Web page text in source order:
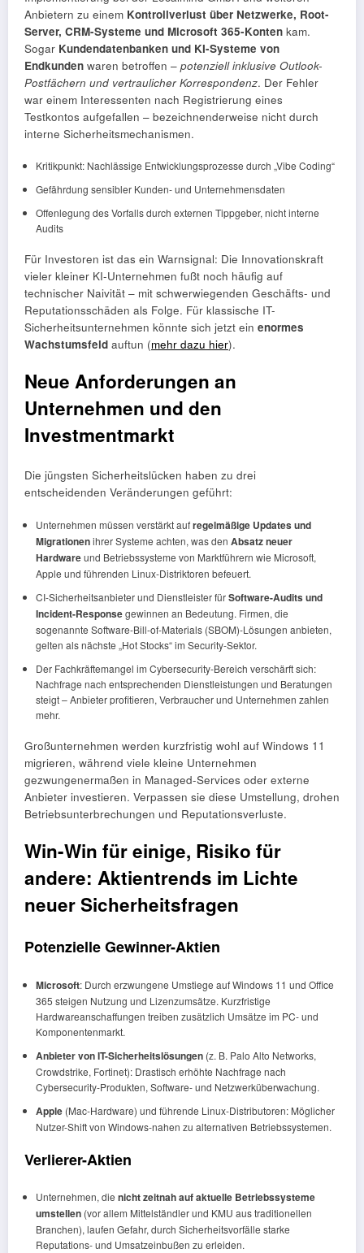
Anbietern zu einem Kontrollverlust über Netzwerke, Root-
Server, CRM-Systeme und Microsoft 365-Konten kam.
Sogar Kundendatenbanken und KI-Systeme von
Endkunden waren betroffen – potenziell inklusive Outlook-
Postfächern und vertraulicher Korrespondenz. Der Fehler
war einem Interessenten nach Registrierung eines
Testkontos aufgefallen – bezeichnenderweise nicht durch
interne Sicherheitsmechanismen.
Kritikpunkt: Nachlässige Entwicklungsprozesse durch „Vibe Coding“
Gefährdung sensibler Kunden- und Unternehmensdaten
Offenlegung des Vorfalls durch externen Tippgeber, nicht interne
Audits
Für Investoren ist das ein Warnsignal: Die Innovationskraft
vieler kleiner KI-Unternehmen fußt noch häufig auf
technischer Naivität – mit schwerwiegenden Geschäfts- und
Reputationsschäden als Folge. Für klassische IT-
Sicherheitsunternehmen könnte sich jetzt ein enormes
Wachstumsfeld auftun (mehr dazu hier).
Neue Anforderungen an
Unternehmen und den
Investmentmarkt
Die jüngsten Sicherheitslücken haben zu drei
entscheidenden Veränderungen geführt:
Unternehmen müssen verstärkt aufregelmäßige Updates und
Migrationenihrer Systeme achten, was den Absatz neuer
Hardwareund Betriebssysteme von Marktführern wie Microsoft,
Apple und führenden Linux-Distriktoren befeuert.
CI-Sicherheitsanbieter und Dienstleister fürSoftware-Audits und
Incident-Responsegewinnen an Bedeutung. Firmen, die
sogenannte Software-Bill-of-Materials (SBOM)-Lösungen anbieten,
gelten als nächste „Hot Stocks“ im Security-Sektor.
Der Fachkräftemangel im Cybersecurity-Bereich verschärft sich:
Nachfrage nach entsprechenden Dienstleistungen und Beratungen
steigt – Anbieter profitieren, Verbraucher und Unternehmen zahlen
mehr.
Großunternehmen werden kurzfristig wohl auf Windows 11
migrieren, während viele kleine Unternehmen
gezwungenermaßen in Managed-Services oder externe
Anbieter investieren. Verpassen sie diese Umstellung, drohen
Betriebsunterbrechungen und Reputationsverluste.
Win-Win für einige, Risiko für
andere: Aktientrends im Lichte
neuer Sicherheitsfragen
Potenzielle Gewinner-Aktien
Microsoft: Durch erzwungene Umstiege auf Windows 11 und Office
365 steigen Nutzung und Lizenzumsätze. Kurzfristige
Hardwareanschaffungen treiben zusätzlich Umsätze im PC- und
Komponentenmarkt.
Anbieter von IT-Sicherheitslösungen(z. B. Palo Alto Networks,
Crowdstrike, Fortinet): Drastisch erhöhte Nachfrage nach
Cybersecurity-Produkten, Software- und Netzwerküberwachung.
Apple(Mac-Hardware) und führende Linux-Distributoren: Möglicher
Nutzer-Shift von Windows-nahen zu alternativen Betriebssystemen.
Verlierer-Aktien
Unternehmen, die nicht zeitnah auf aktuelle Betriebssysteme
umstellen(vor allem Mittelständler und KMU aus traditionellen
Branchen), laufen Gefahr, durch Sicherheitsvorfälle starke
Reputations- und Umsatzeinbußen zu erleiden.